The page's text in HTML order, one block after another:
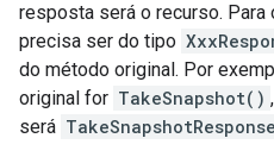
resposta será o recurso.
precisa ser do tipo
do método original. Por
original for TakeSnapshot()
será TakeSnapshotResponse